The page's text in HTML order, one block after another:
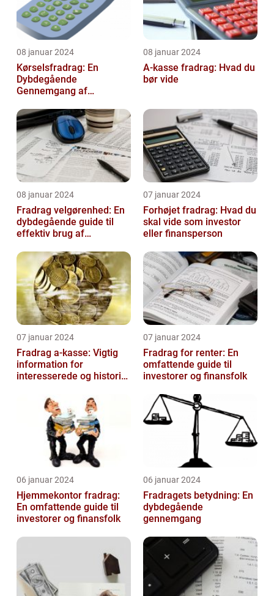
08 januar 2024
Kørselsfradrag: En
Dybdegående
Gennemgang af
Historiske Udvikling
08 januar 2024
A-kasse fradrag: Hvad du
bør vide
08 januar 2024
Fradrag velgørenhed: En
dybdegående guide til
effektiv brug af
07 januar 2024
Forhøjet fradrag: Hvad du
skal vide som investor
eller finansperson
07 januar 2024
Fradrag a-kasse: Vigtig
information for
interesserede og historisk
07 januar 2024
Fradrag for renter: En
omfattende guide til
investorer og finansfolk
06 januar 2024
Hjemmekontor fradrag:
En omfattende guide til
investorer og finansfolk
06 januar 2024
Fradragets betydning: En
dybdegående
gennemgang